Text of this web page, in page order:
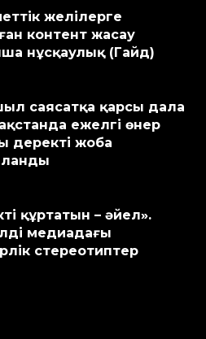
желілерге
контент жасау
нұсқаулық (Гайд)
саясатқа қарсы дала
ежелгі өнер
деректі жоба
құртатын – әйел».
медиадағы
стереотиптер